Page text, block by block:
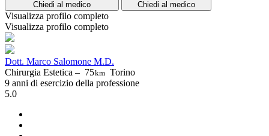
Chiedi al medico Chiedi al medico
Visualizza profilo completo
Visualizza profilo completo
Dott. Marco Salomone M.D.
Chirurgia Estetica – 75km Torino
9 anni di esercizio della professione
5.0